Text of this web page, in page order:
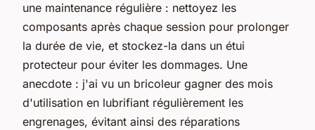
une maintenance régulière : nettoyez les
composants après chaque session pour prolonger
la durée de vie, et stockez-la dans un étui
protecteur pour éviter les dommages. Une
anecdote : j'ai vu un bricoleur gagner des mois
d'utilisation en lubrifiant régulièrement les
engrenages, évitant ainsi des réparations